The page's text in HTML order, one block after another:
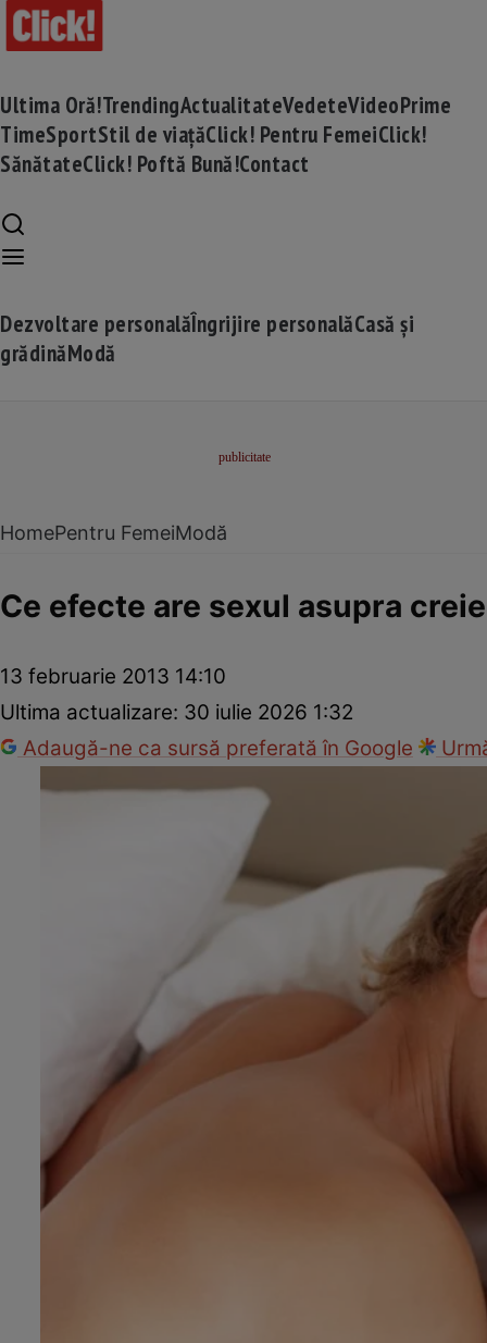
Ultima Oră!TrendingActualitateVedeteVideoPrime
TimeSportStil de viațăClick! Pentru FemeiClick!
SănătateClick! Poftă Bună!Contact
Dezvoltare personalăÎngrijire personalăCasă și
grădinăModă
HomePentru FemeiModă
Ce efecte are sexul asupra
13 februarie 2013 14:10
Ultima actualizare: 30 iulie 2026 1:32
Adaugă-ne ca sursă preferată în Google